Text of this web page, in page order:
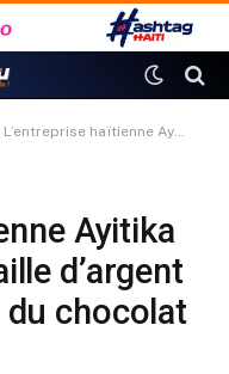
L’entreprise haïtienne Ayitika remporte la médaille d’argent au Salon mondial du chocolat à Paris
Ayitika
d’argent
du chocolat